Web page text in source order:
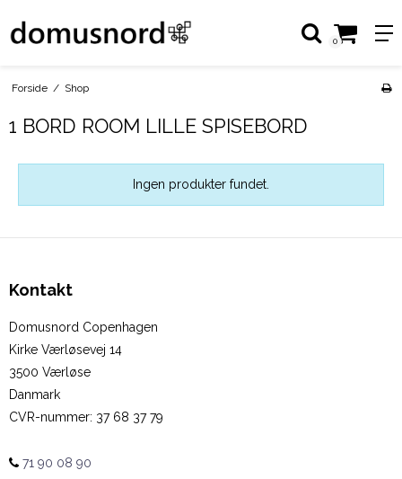
0
Forside / Shop
1 BORD ROOM LILLE SPISEBORD
Ingen produkter fundet.
Kontakt
Domusnord Copenhagen
Kirke Værløsevej 14
3500 Værløse
Danmark
CVR-nummer: 37 68 37 79
71 90 08 90